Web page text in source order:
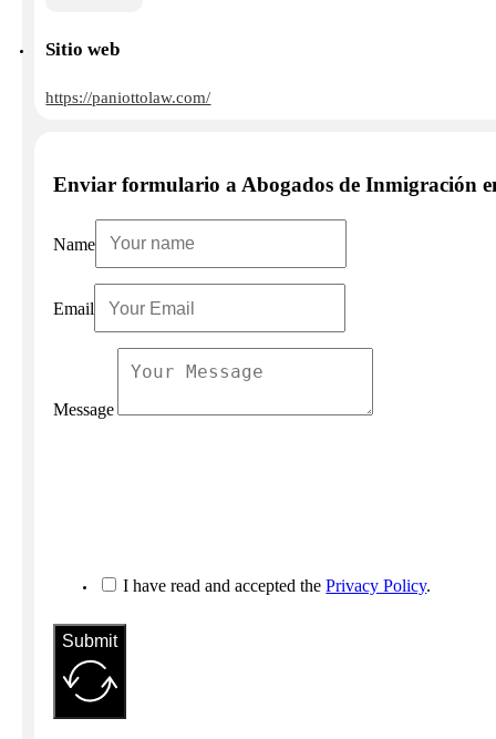
Sitio web
https://paniottolaw.com/
Enviar formulario a Abogados de Inmigración
Name
Email
Message
I have read and accepted thePrivacy Policy.
Submit